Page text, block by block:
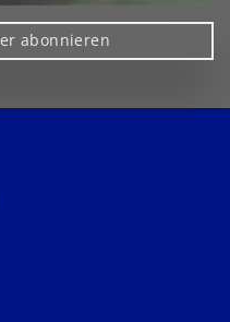
abonnieren